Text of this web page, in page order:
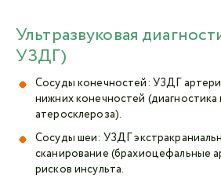
Ультразвуковая
УЗДГ)
Сосуды конечностей: УЗДГ
нижних конечностей
атеросклероза).
Сосуды шеи: УЗДГ
сканирование (брахиоцефальные
рисков инсульта.